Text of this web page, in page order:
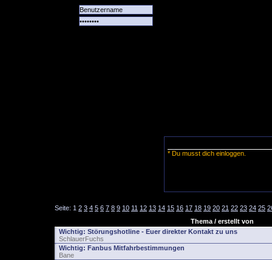
* Du musst dich einloggen.
Seite: 1 2 3 4 5 6 7 8 9 10 11 12 13 14 15 16 17 18 19 20 21 22 23 24 25
Thema / erstellt von
Wichtig: Störungshotline - Euer direkter Kontakt zu uns
SchlauerFuchs
Wichtig: Fanbus Mitfahrbestimmungen
Bane